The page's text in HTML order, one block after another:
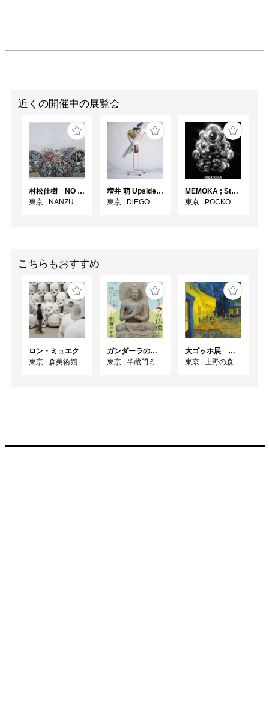
近くの開催中の展覧会
村松佳樹 NO SEQUENCE
東京
NANZUKA UNDERGROUND
増井 萌 Upside-Down
東京
DiEGO表参道
MEMOKA ; Stability is Temporary
東京
POCKO GALLERY TOKYO
こちらもおすすめ
ロン・ミュエク
東京
森美術館
ガンダーラの仏像と仏伝ー釈尊のすがたー
東京
半蔵門ミュージアム
大ゴッホ展 夜のカフェテラス
東京
上野の森美術館